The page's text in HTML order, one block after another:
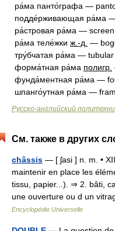
ра́ма панто́графа —
подде́рживающая ра́ма
ра́стровая ра́ма —
ра́ма теле́жки ж.-д. —
тру́бчатая ра́ма —
форма́тная ра́ма полигр.
фунда́ментная ра́ма —
шпанго́утная ра́ма —
Русско-английский
См. также в других
châssis — [ ʃasi ] n. m. •
maintenir en place les
tissu, papier...). ⇒ 2. bâti,
une ouverture ou d un
Encyclopédie Universelle